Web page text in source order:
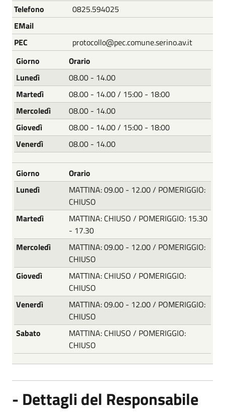
Telefono
0825.594025
EMail
PEC
protocollo@pec.comune.serino.av.it
Giorno
Orario
Lunedì
08.00 - 14.00
Martedì
08.00 - 14.00 / 15:00 - 18:00
Mercoledì
08.00 - 14.00
Giovedì
08.00 - 14.00 / 15:00 - 18:00
Venerdì
08.00 - 14.00
Giorno
Orario
Lunedì
MATTINA: 09.00 - 12.00 / POMERIGGIO:
CHIUSO
Martedì
MATTINA: CHIUSO / POMERIGGIO: 15.30
- 17.30
Mercoledì
MATTINA: 09.00 - 12.00 / POMERIGGIO:
CHIUSO
Giovedì
MATTINA: CHIUSO / POMERIGGIO:
CHIUSO
Venerdì
MATTINA: 09.00 - 12.00 / POMERIGGIO:
CHIUSO
Sabato
MATTINA: CHIUSO / POMERIGGIO:
CHIUSO
- Dettagli del Responsabile